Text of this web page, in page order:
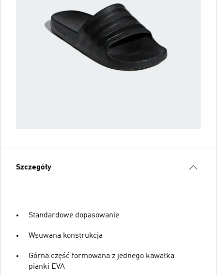
Szczegóły
Standardowe dopasowanie
Wsuwana konstrukcja
Górna część formowana z jednego kawałka
pianki EVA